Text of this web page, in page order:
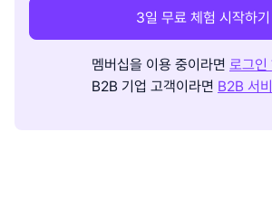
3일 무료 체험 시작하기
멤버십을 이용 중이라면 로그인
B2B 기업 고객이라면 B2B 서